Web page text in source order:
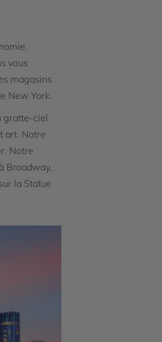
vous
magasins
New York.
gratte-ciel
art. Notre
Notre
Broadway,
la Statue